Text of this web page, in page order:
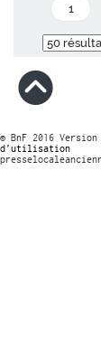
© BnF 2016
d’utilisation